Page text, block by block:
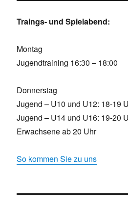
Traings- und Spielabend:
Montag
Jugendtraining 16:30 – 18:00
Donnerstag
Jugend – U10 und U12: 18-19
Jugend – U14 und U16: 19-20
Erwachsene ab 20 Uhr
So kommen Sie zu uns